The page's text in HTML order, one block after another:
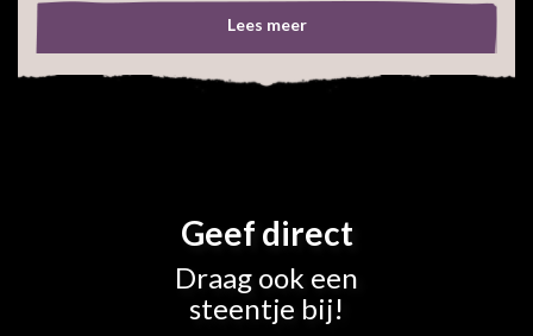
Lees meer
Geef direct
Draag ook een
steentje bij!